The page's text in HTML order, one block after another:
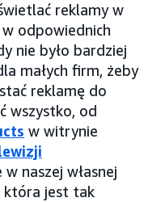
reklamy w
odpowiednich
nie było bardziej
małych firm, żeby
reklamę do
wszystko, od
w witrynie
w naszej własnej
która jest tak